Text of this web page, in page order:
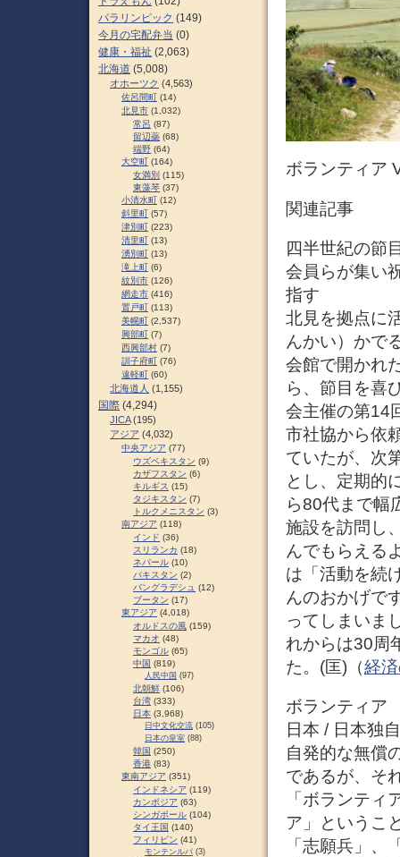
ボランティア
関連記事
四半世紀の節
会員らが集い
指す
北見を拠点に
んかい）かで
会館で開かれ
ら、節目を喜
会主催の第14
市社協から依
ていたが、次
とし、定期的
ら80代まで幅
施設を訪問し
んでもらえる
は「活動を続
んのおかげで
ってしまいま
れからは30周
た。(匡)（経
ボランティア
日本 / 日本独
自発的な無償
であるが、そ
「ボランテ
ア」というこ
「志願兵」
パラリンピック (149)
今月の宅配弁当 (0)
健康・福祉 (2,063)
北海道 (5,008)
オホーツク (4,563)
佐呂間町 (14)
北見市 (1,032)
常呂 (87)
留辺蘂 (68)
端野 (64)
大空町 (164)
女満別 (115)
東藻琴 (37)
小清水町 (12)
斜里町 (57)
津別町 (223)
清里町 (13)
湧別町 (13)
滝上町 (6)
紋別市 (126)
網走市 (416)
置戸町 (113)
美幌町 (2,537)
興部町 (7)
西興部村 (7)
訓子府町 (76)
遠軽町 (60)
北海道人 (1,155)
国際 (4,294)
JICA(195)
アジア (4,032)
中央アジア (77)
ウズベキスタン (9)
カザフスタン (6)
キルギス (15)
タジキスタン (7)
トルクメニスタン (3)
南アジア (118)
インド (36)
スリランカ (18)
ネパール (10)
パキスタン (2)
バングラデシュ (12)
ブータン (17)
東アジア (4,018)
オルドスの風 (159)
マカオ (48)
モンゴル (65)
中国 (819)
人民中国 (97)
北朝鮮 (106)
台湾 (333)
日本 (3,968)
日中文化交流 (105)
日本の皇室 (88)
韓国 (250)
香港 (83)
東南アジア (351)
インドネシア (119)
カンボジア (63)
シンガポール (104)
タイ王国 (140)
フィリピン (41)
モンテンルパ (3)